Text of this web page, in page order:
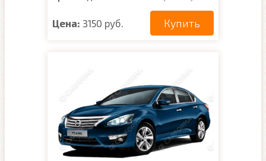
Цена: 3150 руб. Купить